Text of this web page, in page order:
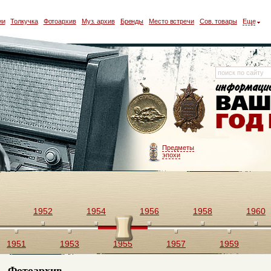
Толкучка Фотоархив Муз. архив Бренды Место встречи Сов. товары Еще
Предметы
эпохи
1951
1952
1953
1954
1955
1956
1957
1958
1959
1960